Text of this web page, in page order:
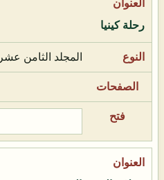
رحلة كينيا
المجلد الثامن عشر